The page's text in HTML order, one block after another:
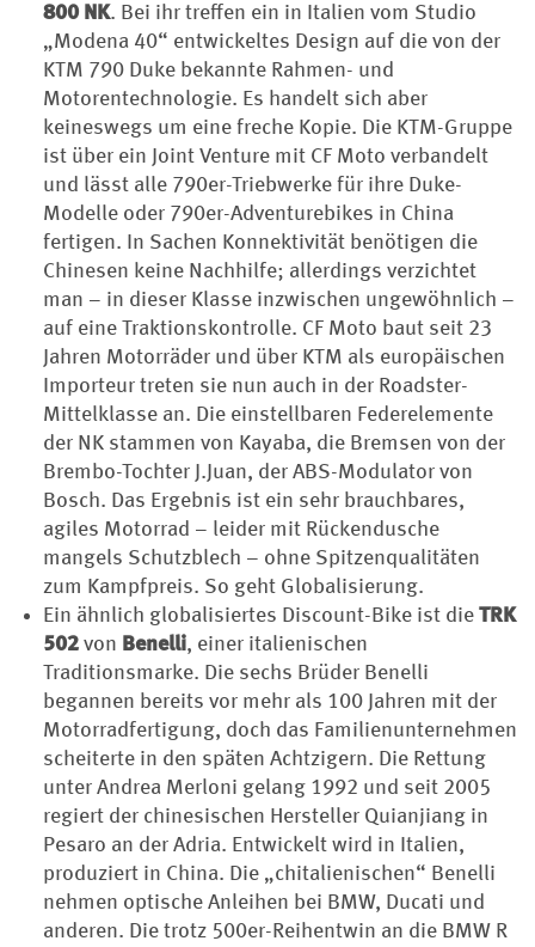
800 NK. Bei ihr treffen ein in Italien vom Studio
„Modena 40“ entwickeltes Design auf die von der
KTM 790 Duke bekannte Rahmen- und
Motorentechnologie. Es handelt sich aber
keineswegs um eine freche Kopie. Die KTM-Gruppe
ist über ein Joint Venture mit CF Moto verbandelt
und lässt alle 790er-Triebwerke für ihre Duke-
Modelle oder 790er-Adventurebikes in China
fertigen. In Sachen Konnektivität benötigen die
Chinesen keine Nachhilfe; allerdings verzichtet
man – in dieser Klasse inzwischen ungewöhnlich –
auf eine Traktionskontrolle. CF Moto baut seit 23
Jahren Motorräder und über KTM als europäischen
Importeur treten sie nun auch in der Roadster-
Mittelklasse an. Die einstellbaren Federelemente
der NK stammen von Kayaba, die Bremsen von der
Brembo-Tochter J.Juan, der ABS-Modulator von
Bosch. Das Ergebnis ist ein sehr brauchbares,
agiles Motorrad – leider mit Rückendusche
mangels Schutzblech – ohne Spitzenqualitäten
zum Kampfpreis. So geht Globalisierung.
Ein ähnlich globalisiertes Discount-Bike ist die TRK
502 von Benelli, einer italienischen
Traditionsmarke. Die sechs Brüder Benelli
begannen bereits vor mehr als 100 Jahren mit der
Motorradfertigung, doch das Familienunternehmen
scheiterte in den späten Achtzigern. Die Rettung
unter Andrea Merloni gelang 1992 und seit 2005
regiert der chinesischen Hersteller Quianjiang in
Pesaro an der Adria. Entwickelt wird in Italien,
produziert in China. Die „chitalienischen“ Benelli
nehmen optische Anleihen bei BMW, Ducati und
anderen. Die trotz 500er-Reihentwin an die BMW R